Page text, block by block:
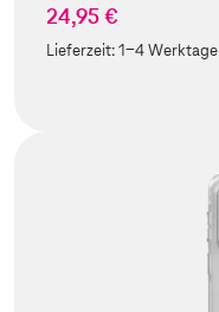
24,95 €
Lieferzeit:1-4 Werktage